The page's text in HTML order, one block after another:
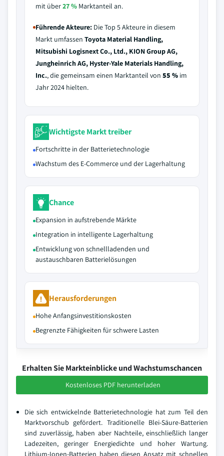
mit über27 % Marktanteil an.
Führende Akteure: Die Top 5 Akteure in diesem
Markt umfassen Toyota Material Handling,
Mitsubishi Logisnext Co., Ltd., KION Group AG,
Jungheinrich AG, Hyster-Yale Materials Handling,
Inc., die gemeinsam einen Marktanteil von 55 % im
Jahr 2024 hielten.
Wichtigste Markt treiber
Fortschritte in der Batterietechnologie
Wachstum des E-Commerce und der Lagerhaltung
Chance
Expansion in aufstrebende Märkte
Integration in intelligente Lagerhaltung
Entwicklung von schnellladenden und
austauschbaren Batterielösungen
Herausforderungen
Hohe Anfangsinvestitionskosten
Begrenzte Fähigkeiten für schwere Lasten
Erhalten Sie Markteinblicke und Wachstumschancen
Kostenloses PDF herunterladen
Die sich entwickelnde Batterietechnologie hat zum Teil den
Marktvorschub gefördert. Traditionelle Blei-Säure-Batterien
sind zuverlässig, haben aber Nachteile, einschließlich langer
Ladezeiten, geringer Energiedichte und hoher Wartung.
Lithium-Ionen-Batterien haben diesen Ansatz mit schnellen